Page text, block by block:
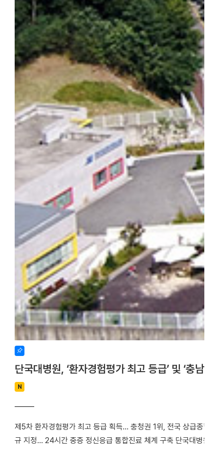
단국대병원, ‘환자경험평가 최고 등급’ 및 ‘충남
N
제5차 환자경험평가 최고 등급 획득… 충청권 1위, 전국 상급종합
규 지정… 24시간 중증 정신응급 통합진료 체계 구축 단국대병원(